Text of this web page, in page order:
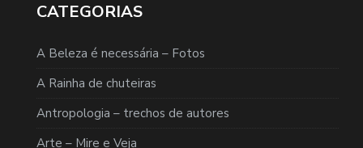
CATEGORIAS
A Beleza é necessária – Fotos
A Rainha de chuteiras
Antropologia – trechos de autores
Arte – Mire e Veja